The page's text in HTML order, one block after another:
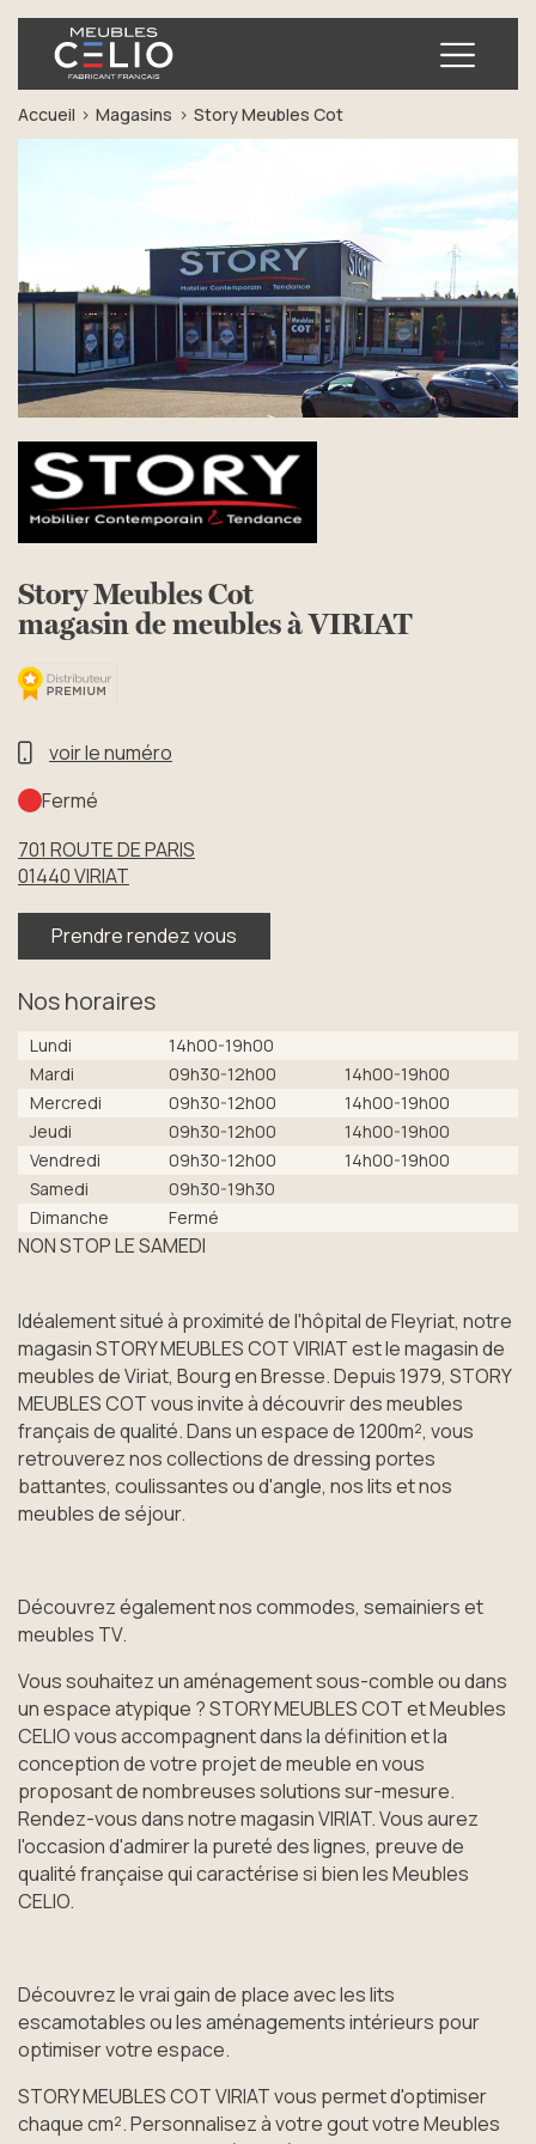
Accueil Magasins Story Meubles Cot
Story Meubles Cot
magasin de meubles à VIRIAT
voir le numéro
Fermé
701 ROUTE DE PARIS
01440VIRIAT
Prendre rendez vous
Nos horaires
Lundi
14h00-19h00
Mardi
09h30-12h00
14h00-19h00
Mercredi
09h30-12h00
14h00-19h00
Jeudi
09h30-12h00
14h00-19h00
Vendredi
09h30-12h00
14h00-19h00
Samedi
09h30-19h30
Dimanche
Fermé
NON STOP LE SAMEDI
Idéalement situé à proximité de l'hôpital de Fleyriat, notre
magasin STORY MEUBLES COT VIRIAT est le magasin de
meubles de Viriat, Bourg en Bresse. Depuis 1979, STORY
MEUBLES COT vous invite à découvrir des meubles
français de qualité. Dans un espace de 1200m², vous
retrouverez nos collections de dressing portes
battantes, coulissantes ou d'angle, nos lits et nos
meubles de séjour.
Découvrez également nos commodes, semainiers et
meubles TV.
Vous souhaitez un aménagement sous-comble ou dans
un espace atypique ? STORY MEUBLES COT et Meubles
CELIO vous accompagnent dans la définition et la
conception de votre projet de meuble en vous
proposant de nombreuses solutions sur-mesure.
Rendez-vous dans notre magasin VIRIAT. Vous aurez
l'occasion d'admirer la pureté des lignes, preuve de
qualité française qui caractérise si bien les Meubles
CELIO.
Découvrez le vrai gain de place avec les lits
escamotables ou les aménagements intérieurs pour
optimiser votre espace.
STORY MEUBLES COT VIRIAT vous permet d'optimiser
chaque cm². Personnalisez à votre gout votre Meubles